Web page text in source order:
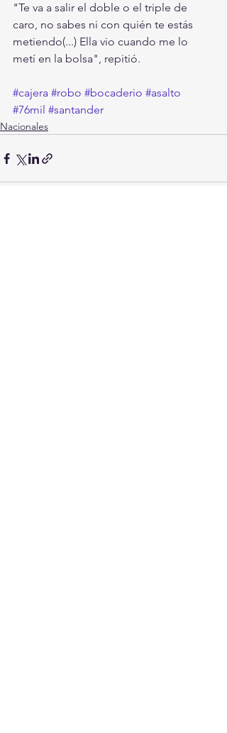
"Te va a salir el doble o el triple de
caro, no sabes ni con quién te estás
metiendo(...) Ella vio cuando me lo
metí en la bolsa", repitió.
#cajera #robo #bocaderio #asalto
#76mil #santander
Nacionales